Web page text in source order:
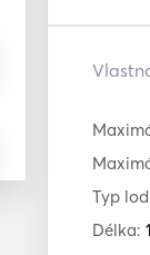
Typ
Délka: